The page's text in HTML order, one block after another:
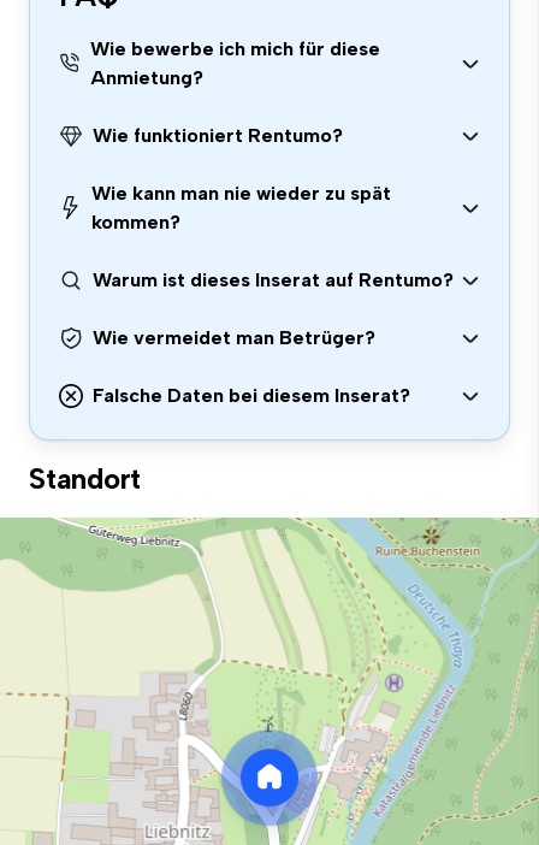
Wie bewerbe ich mich für diese
Anmietung?
Wie funktioniert Rentumo?
Wie kann man nie wieder zu spät
kommen?
Warum ist dieses Inserat auf Rentumo?
Wie vermeidet man Betrüger?
Falsche Daten bei diesem Inserat?
Standort